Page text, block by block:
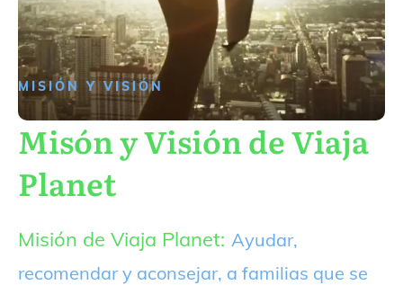
MISIÓN Y VISIÓN
Misón y Visión de Viaja
Planet
Misión de Viaja Planet: Ayudar,
recomendar y aconsejar, a familias que se